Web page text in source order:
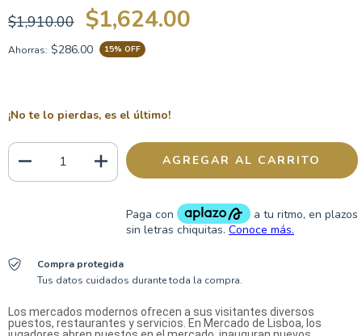
$1,910.00 $1,624.00
Ahorras: $286.00 15% OFF
¡No te lo pierdas, es el último!
Compra protegida
Tus datos cuidados durante toda la compra.
Los mercados modernos ofrecen a sus visitantes diversos
puestos, restaurantes y servicios. En Mercado de Lisboa, los